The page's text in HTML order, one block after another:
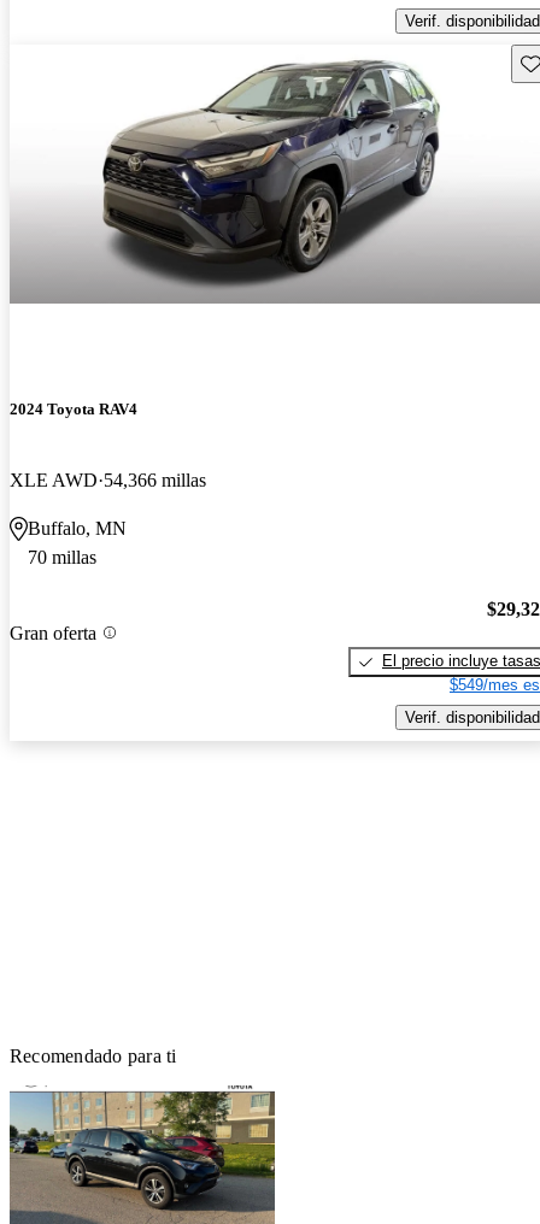
Verif. disponibilidad
2024 Toyota RAV4
XLE AWD 54,366 millas
Buffalo, MN
70 millas
Gran oferta
El precio incluye tasas
$549/mes
Verif. disponibilidad
Recomendado para ti